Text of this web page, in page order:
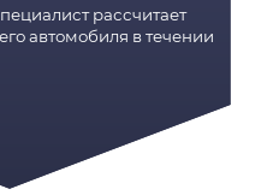
рассчитает
автомобиля в течении